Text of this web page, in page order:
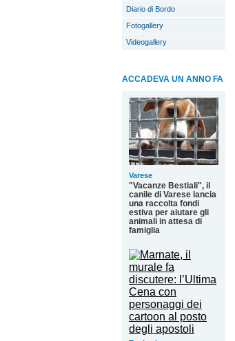
Diario di Bordo
Fotogallery
Videogallery
ACCADEVA UN ANNO FA
Varese
"Vacanze Bestiali", il
canile di Varese lancia
una raccolta fondi
estiva per aiutare gli
animali in attesa di
famiglia